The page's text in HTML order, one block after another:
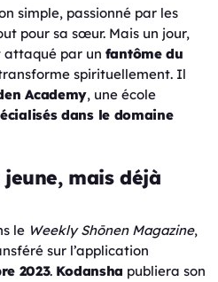
simple, passionné par les
pour sa sœur. Mais un jour,
attaqué par un fantôme du
spirituellement. Il
Academy, une école
dans le domaine
mais déjà
le Weekly Shōnen Magazine,
sur l’application
2023. Kodansha publiera son